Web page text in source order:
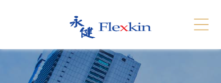
聯絡我們
English